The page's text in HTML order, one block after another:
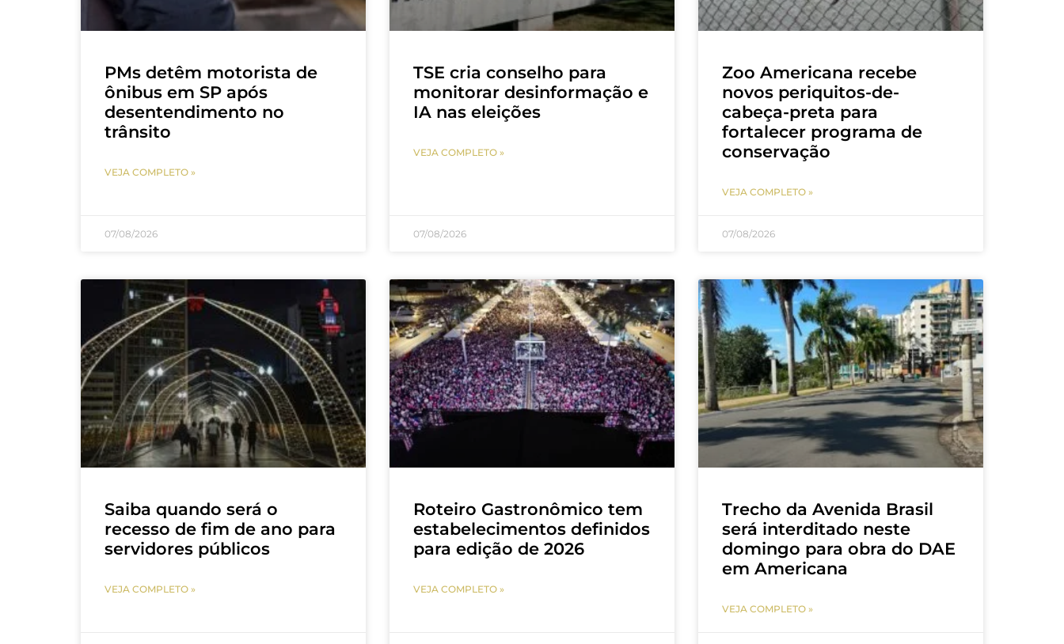
PMs detêm motorista de
ônibus em SP após
desentendimento no
trânsito
VEJA COMPLETO »
07/08/2026
TSE cria conselho para
monitorar desinformação e
IA nas eleições
VEJA COMPLETO »
07/08/2026
Zoo Americana recebe
novos periquitos-de-
cabeça-preta para
fortalecer programa de
conservação
VEJA COMPLETO »
07/08/2026
Saiba quando será o
recesso de fim de ano para
servidores públicos
VEJA COMPLETO »
Roteiro Gastronômico tem
estabelecimentos definidos
para edição de 2026
VEJA COMPLETO »
Trecho da Avenida Brasil
será interditado neste
domingo para obra do DAE
em Americana
VEJA COMPLETO »